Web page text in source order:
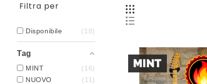
Filtra per
Disponibile 18
Tag
MINT
16
NUOVO
11